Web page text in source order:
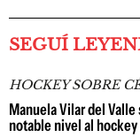
SEGUÍ
HOCKEY SOBRE
Manuela Vilar del
notable nivel al